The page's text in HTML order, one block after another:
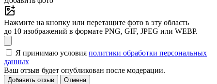
Нажмите на кнопку или перетащите фото в эту область
до 10 изображений в формате PNG, GIF, JPEG или WEBP.
Я принимаю условия политики обработки персональных
данных
Ваш отзыв будет опубликован после модерации.
Добавить отзыв Отмена